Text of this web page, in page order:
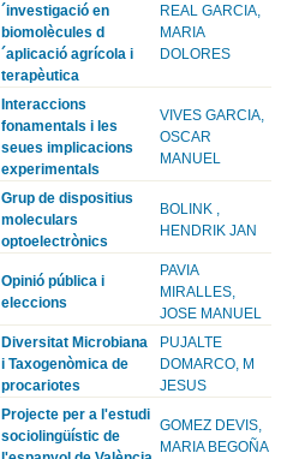
´investigació en
biomolècules d
´aplicació agrícola i
terapèutica
REAL GARCIA,
MARIA
DOLORES
Interaccions
fonamentals i les
seues implicacions
experimentals
VIVES GARCIA,
OSCAR
MANUEL
Grup de dispositius
moleculars
optoelectrònics
BOLINK ,
HENDRIK JAN
Opinió pública i
eleccions
PAVIA
MIRALLES,
JOSE MANUEL
Diversitat Microbiana
i Taxogenòmica de
procariotes
PUJALTE
DOMARCO, M
JESUS
Projecte per a l'estudi
sociolingüístic de
GOMEZ DEVIS,
MARIA BEGOÑA